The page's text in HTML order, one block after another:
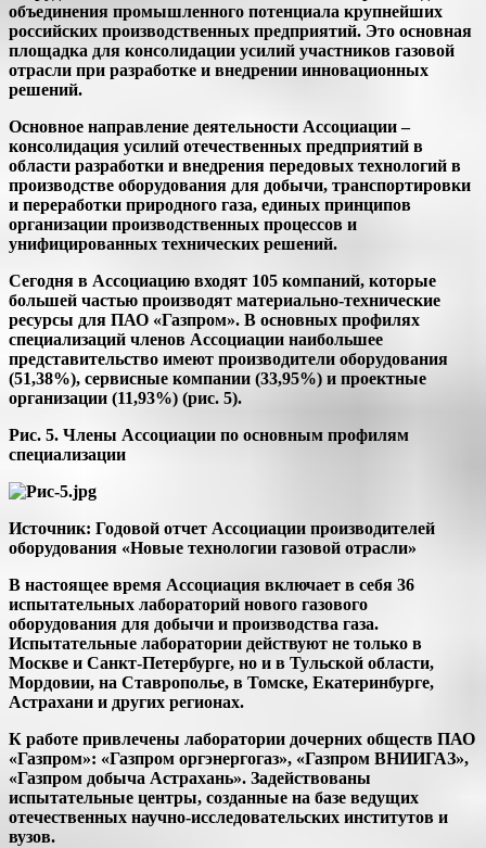
объединения промышленного потенциала крупнейших
российских производственных предприятий. Это основная
площадка для консолидации усилий участников газовой
отрасли при разработке и внедрении инновационных
решений.
Основное направление деятельности Ассоциации –
консолидация усилий отечественных предприятий в
области разработки и внедрения передовых технологий в
производстве оборудования для добычи, транспортировки
и переработки природного газа, единых принципов
организации производственных процессов и
унифицированных технических решений.
Сегодня в Ассоциацию входят 105 компаний, которые
большей частью производят материально-технические
ресурсы для ПАО «Газпром». В основных профилях
специализаций членов Ассоциации наибольшее
представительство имеют производители оборудования
(51,38%), сервисные компании (33,95%) и проектные
организации (11,93%) (рис. 5).
Рис. 5. Члены Ассоциации по основным профилям
специализации
Источник: Годовой отчет Ассоциации производителей
оборудования «Новые технологии газовой отрасли»
В настоящее время Ассоциация включает в себя 36
испытательных лабораторий нового газового
оборудования для добычи и производства газа.
Испытательные лаборатории действуют не только в
Москве и Санкт-Петербурге, но и в Тульской области,
Мордовии, на Ставрополье, в Томске, Екатеринбурге,
Астрахани и других регионах.
К работе привлечены лаборатории дочерних обществ ПАО
«Газпром»: «Газпром оргэнергогаз», «Газпром ВНИИГАЗ»,
«Газпром добыча Астрахань». Задействованы
испытательные центры, созданные на базе ведущих
отечественных научно-исследовательских институтов и
вузов.